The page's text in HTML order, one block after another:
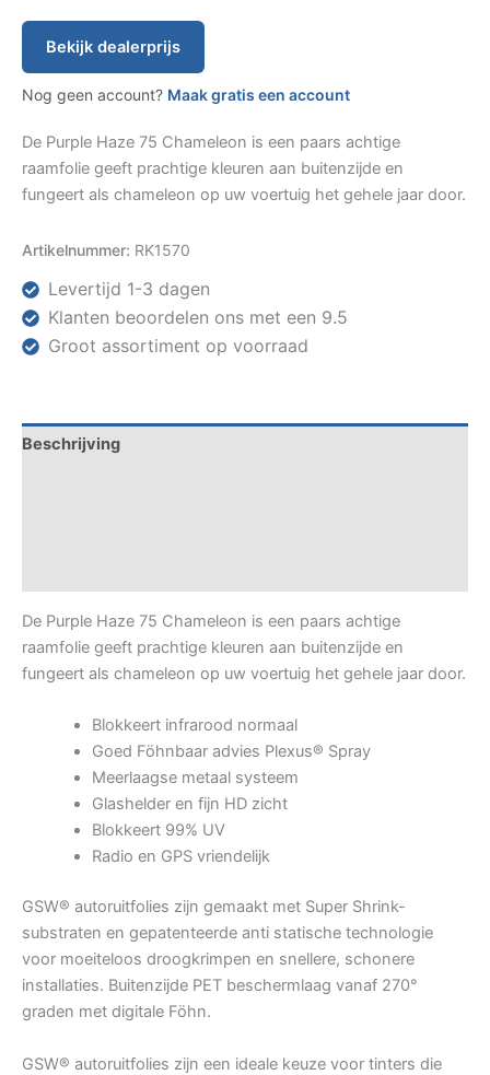
Bekijk dealerprijs
Nog geen account? Maak gratis een account
De Purple Haze 75 Chameleon is een paars achtige
raamfolie geeft prachtige kleuren aan buitenzijde en
fungeert als chameleon op uw voertuig het gehele jaar door.
Artikelnummer: RK1570
Levertijd 1-3 dagen
Klanten beoordelen ons met een 9.5
Groot assortiment op voorraad
Beschrijving
De Purple Haze 75 Chameleon is een paars achtige
raamfolie geeft prachtige kleuren aan buitenzijde en
fungeert als chameleon op uw voertuig het gehele jaar door.
Blokkeert infrarood normaal
Goed Föhnbaar advies Plexus® Spray
Meerlaagse metaal systeem
Glashelder en fijn HD zicht
Blokkeert 99% UV
Radio en GPS vriendelijk
GSW® autoruitfolies zijn gemaakt met Super Shrink-
substraten en gepatenteerde anti statische technologie
voor moeiteloos droogkrimpen en snellere, schonere
installaties. Buitenzijde PET beschermlaag vanaf 270°
graden met digitale Föhn.
GSW® autoruitfolies zijn een ideale keuze voor tinters die